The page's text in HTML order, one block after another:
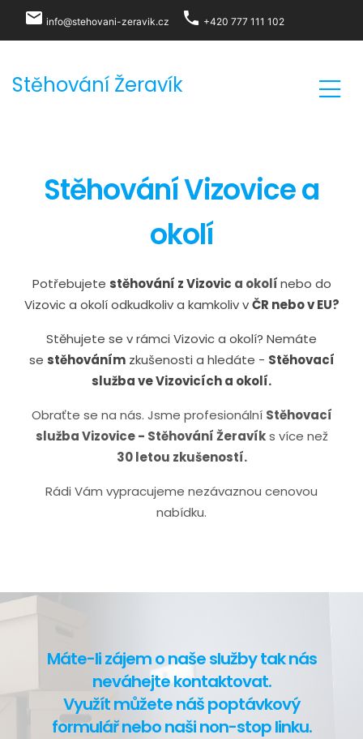
Stěhování Žeravík
Stěhování Vizovice a
okolí
Potřebujete stěhování z Vizovic a okolínebo do
Vizovic a okolí odkudkoliv a kamkoliv vČR nebo v EU?
Stěhujete se v rámci Vizovic a okolí? Nemáte
se stěhovánímzkušenosti a hledáte - Stěhovací
služba ve Vizovicích a okolí.
Obraťte se na nás. Jsme profesionální Stěhovací
služba Vizovice - Stěhování Žeravíks více než
30 letou zkušeností.
Rádi Vám vypracujeme nezávaznou cenovou
nabídku.
Máte-li zájem o naše služby tak nás
neváhejte kontaktovat.
Využít můžete náš poptávkový
formulář nebo naši non-stop linku.
local_post_office info@stehovani-zeravik.cz phone +420 777 111 102